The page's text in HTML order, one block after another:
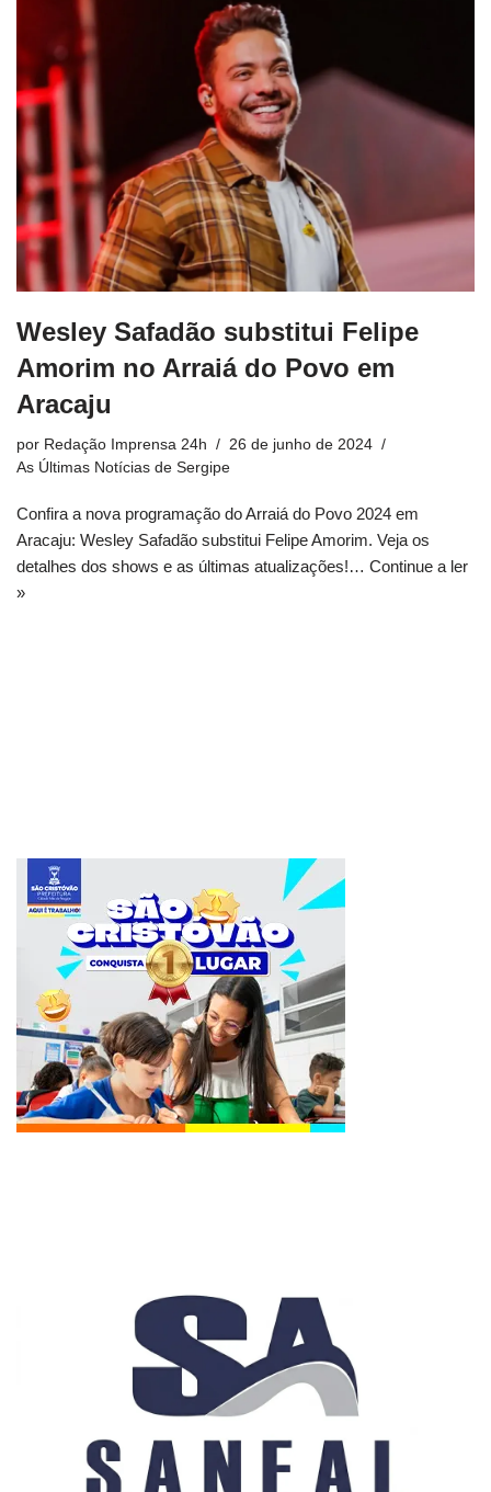
Wesley Safadão substitui Felipe
Amorim no Arraiá do Povo em
Aracaju
por Redação Imprensa 24h
26 de junho de 2024
As Últimas Notícias de Sergipe
Confira a nova programação do Arraiá do Povo 2024 em
Aracaju: Wesley Safadão substitui Felipe Amorim. Veja os
detalhes dos shows e as últimas atualizações!… Continue a ler
»